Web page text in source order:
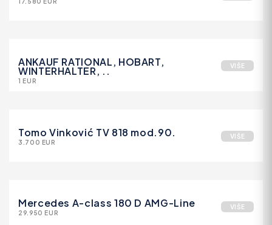
VIŠE
ANKAUF RATIONAL, HOBART,
WINTERHALTER, ..
1 EUR
VIŠE
Tomo Vinković TV 818 mod.90.
3.700 EUR
VIŠE
Mercedes A-class 180 D AMG-Line
29.950 EUR